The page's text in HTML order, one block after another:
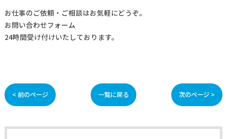
お仕事のご依頼・ご相談はお気軽にどうぞ。
お問い合わせフォーム
24時間受け付けいたしております。
< 前のページ 一覧に戻る 次のページ >